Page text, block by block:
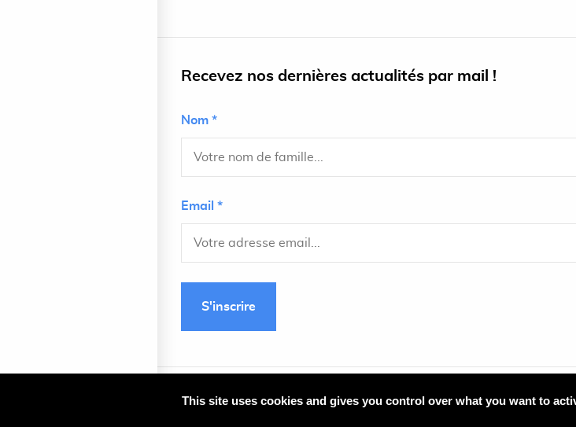
Recevez nos dernières actualités par mail !
Nom *
Email *
S'inscrire
This site uses cookies and gives you control over what you want to